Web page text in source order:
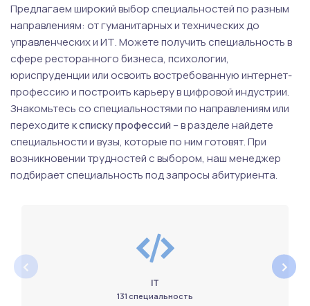
‹
IT
131 специальность
›
Предлагаем широкий выбор специальностей по разным
направлениям: от гуманитарных и технических до
управленческих и ИТ. Можете получить специальность в
сфере ресторанного бизнеса, психологии,
юриспруденции или освоить востребованную интернет-
профессию и построить карьеру в цифровой индустрии.
Знакомьтесь со специальностями по направлениям или
переходитек списку профессий – в разделе найдете
специальности и вузы, которые по ним готовят. При
возникновении трудностей с выбором, наш менеджер
подбирает специальность под запросы абитуриента.